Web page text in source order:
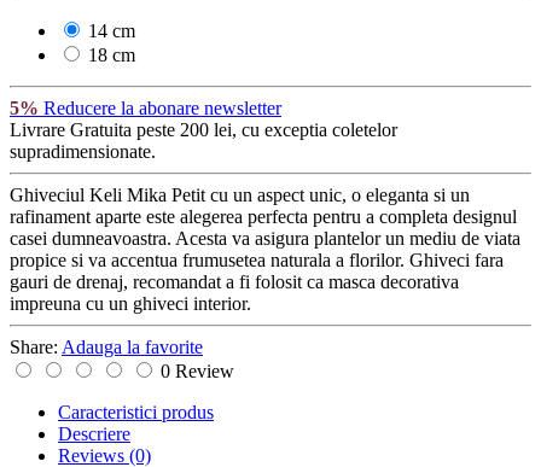
14 cm
18 cm
5% Reducere la abonare newsletter
Livrare Gratuita peste 200 lei, cu exceptia coletelor
supradimensionate.
Ghiveciul Keli Mika Petit cu un aspect unic, o eleganta si un
rafinament aparte este alegerea perfecta pentru a completa designul
casei dumneavoastra. Acesta va asigura plantelor un mediu de viata
propice si va accentua frumusetea naturala a florilor. Ghiveci fara
gauri de drenaj, recomandat a fi folosit ca masca decorativa
impreuna cu un ghiveci interior.
Share: Adauga la favorite
0 Review
Caracteristici produs
Descriere
Reviews (0)